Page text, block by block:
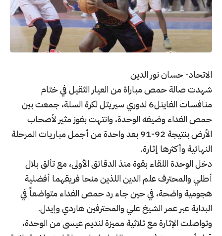
الاتحاد- حسان نور الدين
شهدت صالة حمص مباراة من العيار الثقيل في ختام
منافسات الفاينل6 لدوري سيريتل لكرة السلة، جمعت بين
حمص الفداء وضيفه الوحدة، وانتهت بفوز مثير لأصحاب
الأرض بنتيجة 92-91 بعد واحدة من أجمل مباريات المرحلة
النهائية وأكثرها إثارة.
دخل الوحدة اللقاء بقوة منذ الدقائق الأولى، مع تألق بلال
أطلي والمحترف علم الدين اللذين منحا فريقهما أفضلية
هجومية واضحة، في حين جاء رد حمص الفداء متواضعاً في
البداية عبر عمر الشيخ علي والمحترفين هاردي وإيدل.
وتواصلت الإثارة مع ثلاثية مميزة لنديم عيسى من الوحدة،